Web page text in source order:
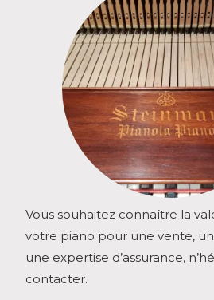
Vous souhaitez connaître la
votre piano pour une vente,
une expertise d’assurance,
contacter.